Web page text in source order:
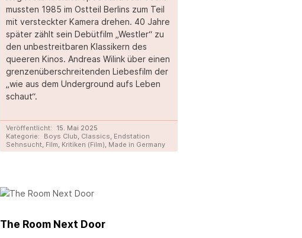
mussten 1985 im Ostteil Berlins zum Teil
mit versteckter Kamera drehen. 40 Jahre
später zählt sein Debütfilm „Westler“ zu
den unbestreitbaren Klassikern des
queeren Kinos. Andreas Wilink über einen
grenzenüberschreitenden Liebesfilm der
„wie aus dem Underground aufs Leben
schaut“.
Veröffentlicht:
15. Mai 2025
Kategorie:
Boys Club, Classics, Endstation
Sehnsucht, Film, Kritiken (Film), Made in Germany
The Room Next Door